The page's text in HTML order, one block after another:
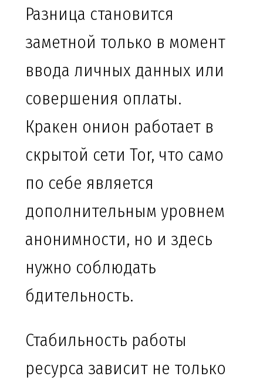
Разница становится
заметной только в момент
ввода личных данных или
совершения оплаты.
Кракен онион работает в
скрытой сети Tor, что само
по себе является
дополнительным уровнем
анонимности, но и здесь
нужно соблюдать
бдительность.
Стабильность работы
ресурса зависит не только